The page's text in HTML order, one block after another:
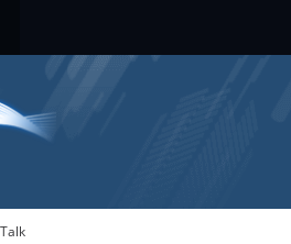
Talk